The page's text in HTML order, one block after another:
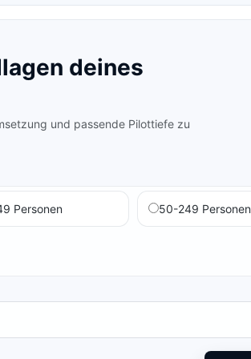
deines
und passende Pilottiefe zu
Personen 50-249 Personen